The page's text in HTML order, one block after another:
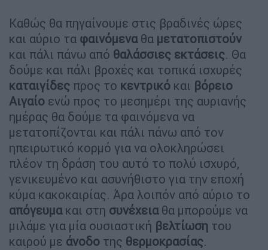
Καθώς θα πηγαίνουμε στις βραδινές ώρες
και αύριο τα φαινόμεναθα μετατοπιστούν
και πάλι πάνω από θαλάσσιες εκτάσεις. Θα
δούμε και πάλι βροχές και τοπικά ισχυρές
καταιγίδες προς το κεντρικό και βόρειο
Αιγαίο ενώ προς το μεσημέρι της αυριανής
ημέρας θα δούμε τα φαινόμενα να
μετατοπίζονται και πάλι πάνω από τον
ηπειρωτικό κορμό για να ολοκληρώσει
πλέον τη δράση του αυτό το πολύ ισχυρό,
γενικευμένο και ασυνήθιστο για την εποχή
κύμα κακοκαιρίας. Άρα λοιπόν από αύριο το
απόγευμακαι στη συνέχειαθα μπορούμε να
μιλάμε για μία ουσιαστική βελτίωση του
καιρού με άνοδο της θερμοκρασίας.